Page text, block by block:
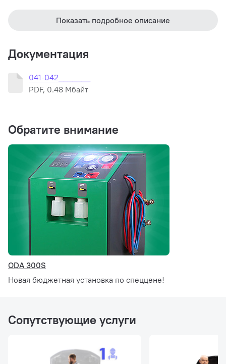
Показать подробное описание
Документация
041-042_______
PDF, 0.48 Мбайт
Обратите внимание
ODA 300S
Новая бюджетная установка по спеццене!
Сопутствующие услуги